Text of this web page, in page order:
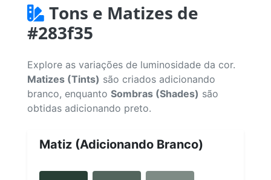
Tons e Matizes de
#283f35
Explore as variações de luminosidade da cor.
Matizes (Tints) são criados adicionando
branco, enquanto Sombras (Shades) são
obtidas adicionando preto.
Matiz (Adicionando Branco)